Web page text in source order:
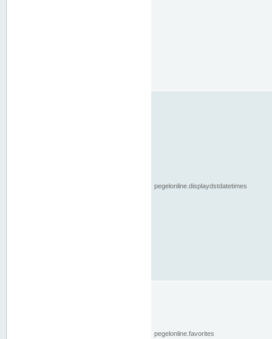
pegelonline.displaydstdatetimes
pegelonline.favorites